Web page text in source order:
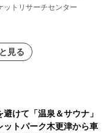
、その他）・分析レポ
ットリサーチセンター
見る
けて「温泉＆サウナ」
ットパーク木更津から車